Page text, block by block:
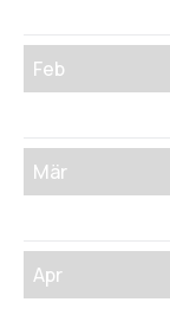
Feb
Mär
Apr